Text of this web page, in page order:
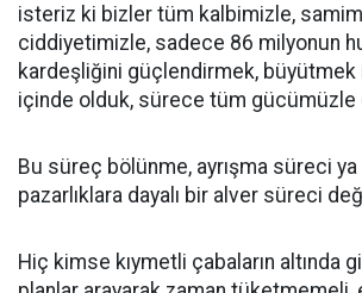
isteriz ki bizler tüm kalbimizle,
ciddiyetimizle, sadece 86 milyonun
kardeşliğini güçlendirmek,
içinde olduk, sürece tüm
Bu süreç bölünme, ayrışma süreci
pazarlıklara dayalı bir alver süreci
Hiç kimse kıymetli çabaların altında